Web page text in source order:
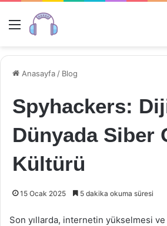
Menü
Anasayfa / Blog
Spyhackers:
Dünyada Siber
Kültürü
15 Ocak 2025 5 dakika okuma süresi
Son yıllarda, internetin yükselmesi